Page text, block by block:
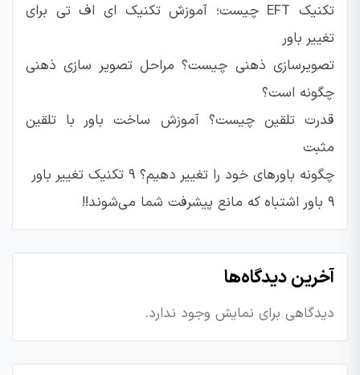
تکنیک EFT چیست؛ آموزش تکنیک ای اف تی برای
تغییر باور
تصویرسازی ذهنی چیست؟ مراحل تصویر سازی ذهنی
چگونه است؟
قدرت تلقین چیست؟ آموزش ساخت باور با تلقین
مثبت
چگونه باورهای خود را تغییر دهیم؟ ۹ تکنیک تغییر باور
۹ باور اشتباه که مانع پیشرفت شما می‌شوند!!
آخرین دیدگاه‌ها
دیدگاهی برای نمایش وجود ندارد.